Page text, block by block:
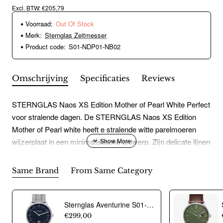
Excl. BTW: €205,79
Voorraad: Out Of Stock
Merk: Sternglas Zeitmesser
Product code: S01-NDP01-NB02
Omschrijving Specificaties Reviews
STERNGLAS Naos XS Edition Mother of Pearl White Perfect
voor stralende dagen. De STERNGLAS Naos XS Edition
Mother of Pearl white heeft e stralende witte parelmoeren
wijzerplaat in een minimalistische ontwerp. Zijn delicate lijnen
metgezel voor elk seizoen.Een bijzonder kenmerk zijn de
lichtgevende Luminova-wijzers, die zelfs in het donker
betrouwbaar de tijd aangeven. Met de fijne â?oMother of
Pearlâ??-gravure op de achterkant van de kast draagt u een
uniek sieraad om uw pols.En dankzij het snelwisselsysteem
Same Brand From Same Category
Sternglas Aventurine S01-NAN40-ME08 horloge - 24004
€299,00